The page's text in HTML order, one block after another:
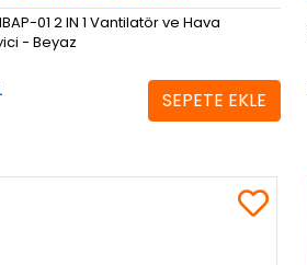
01 2 IN 1 Vantilatör ve Hava
- Beyaz
SEPETE EKLE